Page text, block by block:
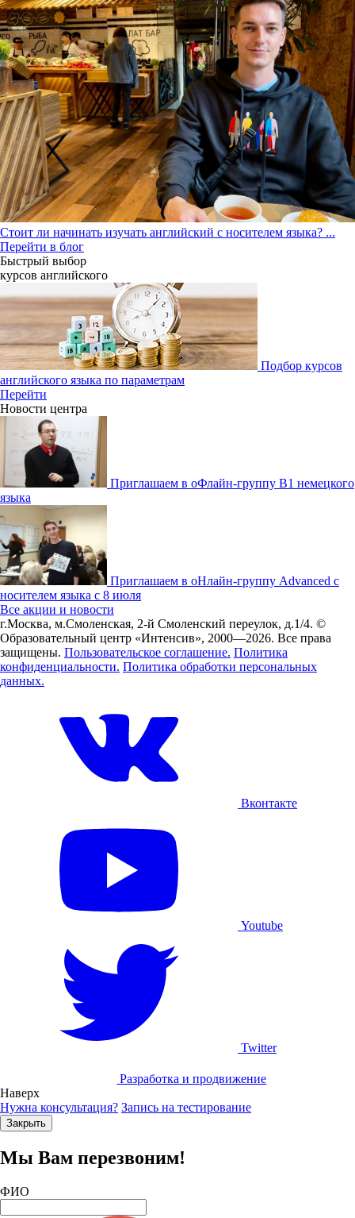
Стоит ли начинать изучать английский с носителем языка? ...
Перейти в блог
Быстрый выбор
курсов английcкого
Подбор курсов
английского языка по параметрам
Перейти
Новости центра
Приглашаем в оФлайн-группу В1 немецкого
языка
Приглашаем в оНлайн-группу Advanced с
носителем языка с 8 июля
Все акции и новости
г.Москва, м.Смоленская, 2-й Смоленский переулок, д.1/4. ©
Образовательный центр «Интенсив», 2000—2026. Все права
защищены. Пользовательское соглашение. Политика
конфиденциальности. Политика обработки персональных
данных.
Вконтакте
Youtube
Twitter
Разработка и продвижение
Наверх
Нужна консультация? Запись на тестирование
Закрыть
Мы Вам перезвоним!
ФИО